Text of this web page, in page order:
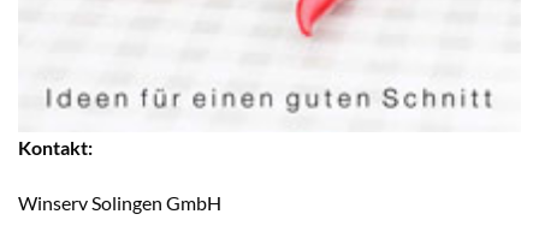
Kontakt:
Winserv Solingen GmbH